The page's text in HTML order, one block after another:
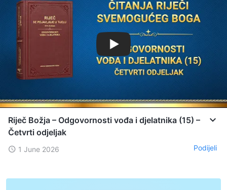
Riječ Božja – Odgovornosti vođa i djelatnika (15) –
Četvrti odjeljak
1 June 2026 Podijeli